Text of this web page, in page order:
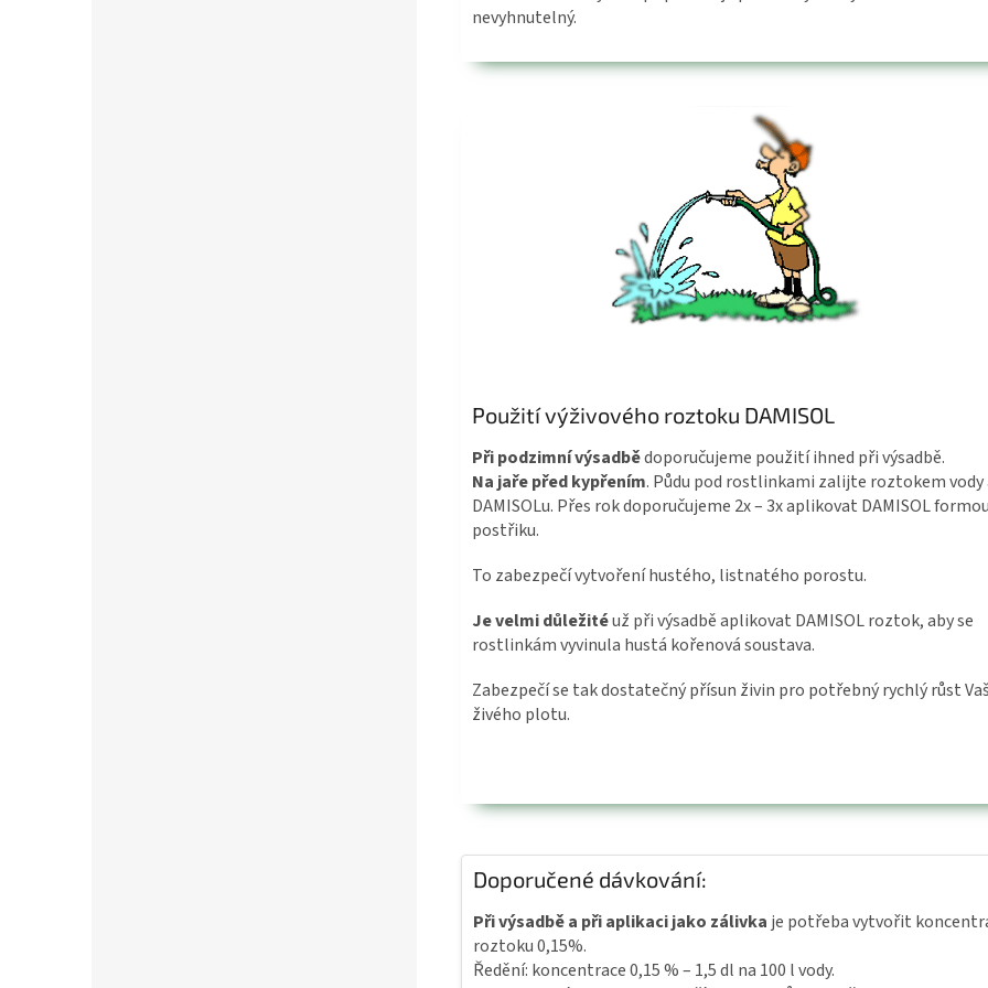
nevyhnutelný.
Použití výživového roztoku DAMISOL
Při podzimní výsadbědoporučujeme použití ihned při výsadbě.
Na jaře před kypřením. Půdu pod rostlinkami zalijte roztokem vody
DAMISOLu. Přes rok doporučujeme 2x – 3x aplikovat DAMISOL
postřiku.
To zabezpečí vytvoření hustého, listnatého porostu.
Je velmi důležitéuž při výsadbě aplikovat DAMISOL roztok, aby se
rostlinkám vyvinula hustá kořenová soustava.
Zabezpečí se tak dostatečný přísun živin pro potřebný rychlý růst
živého plotu.
Doporučené dávkování:
Při výsadbě a při aplikaci jako zálivka je potřeba vytvořit
roztoku 0,15%.
Ředění: koncentrace 0,15 % – 1,5 dl na 100 l vody.